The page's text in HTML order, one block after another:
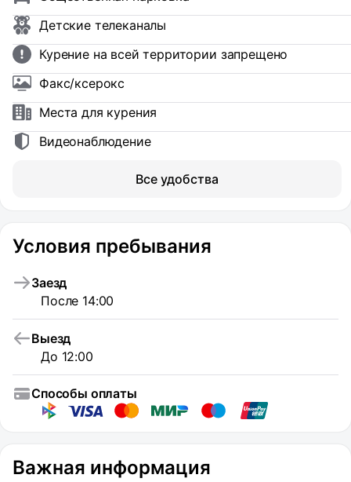
Детские телеканалы
Курение на всей территории запрещено
Факс/ксерокс
Места для курения
Видеонаблюдение
Все удобства
Условия пребывания
Заезд
После 14:00
Выезд
До 12:00
Способы оплаты
Важная информация